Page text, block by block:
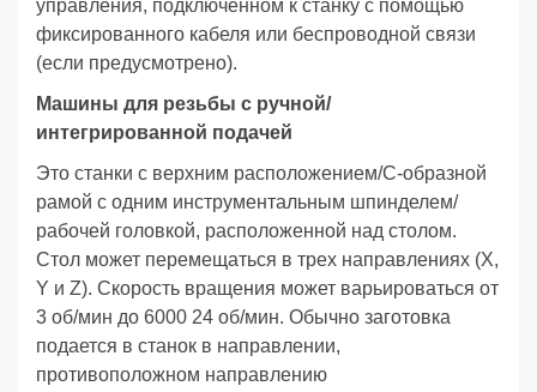
управления, подключенном к станку с помощью
фиксированного кабеля или беспроводной связи
(если предусмотрено).
Машины для резьбы с ручной/
интегрированной подачей
Это станки с верхним расположением/С-образной
рамой с одним инструментальным шпинделем/
рабочей головкой, расположенной над столом.
Стол может перемещаться в трех направлениях (X,
Y и Z). Скорость вращения может варьироваться от
3 об/мин до 6000 24 об/мин. Обычно заготовка
подается в станок в направлении,
противоположном направлению